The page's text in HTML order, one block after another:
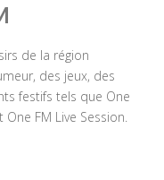
de la région
des jeux, des
festifs tels que One
FM Live Session.